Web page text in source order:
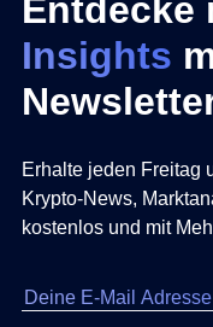
Entdecke
Insights
Erhalte jeden Freitag
Krypto-News,
kostenlos und mit